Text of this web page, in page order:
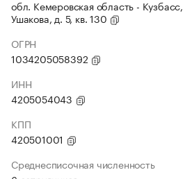
обл. Кемеровская область -
Ушакова, д. 5, кв. 130
ОГРН
1034205058392
ИНН
4205054043
КПП
420501001
Среднесписочная численность